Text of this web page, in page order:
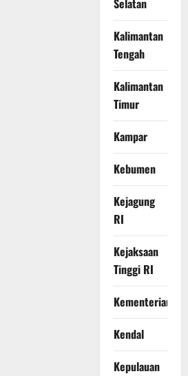
Selatan
Kalimantan
Tengah
Kalimantan
Timur
Kampar
Kebumen
Kejagung
RI
Kejaksaan
Tinggi RI
Kementerian
Kendal
Kepulauan